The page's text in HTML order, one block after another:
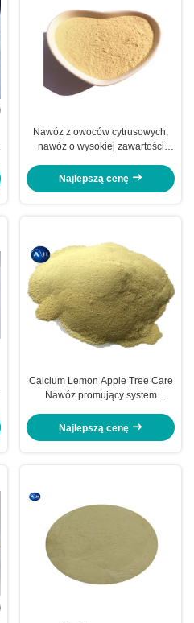
Nawóz z owoców cytrusowych,
nawóz o wysokiej zawartości
Najlepszą cenę
Calcium Lemon Apple Tree Care
Nawóz promujący system
Najlepszą cenę